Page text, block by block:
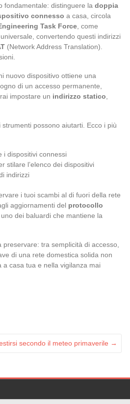
fondamentale: distinguere la doppia
connesso a casa, circola
Task Force , come
convertendo questi indirizzi
(Network Address Translation).
nuovo dispositivo ottiene una
di un accesso permanente,
impostare un indirizzo statico
strumenti possono aiutarti. Ecco i più
i dispositivi connessi
stilare l’elenco dei dispositivi
indirizzi
i tuoi scambi al di fuori della rete
aggiornamenti del protocollo
dei baluardi che mantiene la
tra semplicità di accesso,
di una rete domestica solida non
casa tua e nella vigilanza mai
secondo il meteo primaverile →